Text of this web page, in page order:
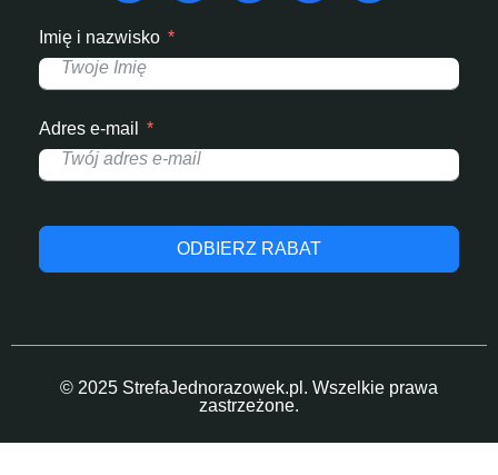
Imię i nazwisko
Adres e-mail
ODBIERZ RABAT
© 2025 StrefaJednorazowek.pl. Wszelkie prawa
zastrzeżone.